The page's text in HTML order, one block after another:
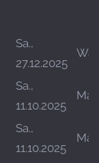
Sa.,
27.12.2025
Sa.,
11.10.2025
Sa.,
11.10.2025